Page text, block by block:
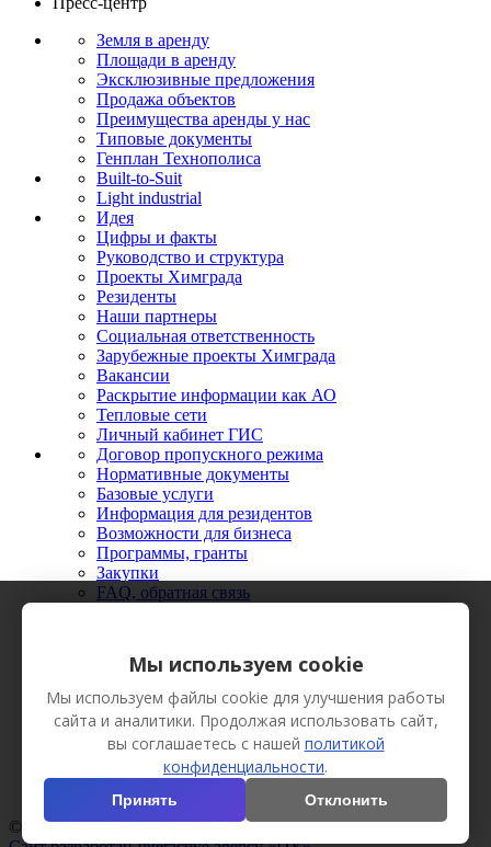
Земля в аренду
Площади в аренду
Эксклюзивные предложения
Продажа объектов
Преимущества аренды у нас
Типовые документы
Генплан Технополиса
Built-to-Suit
Light industrial
Идея
Цифры и факты
Руководство и структура
Проекты Химграда
Резиденты
Наши партнеры
Социальная ответственность
Зарубежные проекты Химграда
Вакансии
Раскрытие информации как АО
Тепловые сети
Личный кабинет ГИС
Договор пропускного режима
Нормативные документы
Базовые услуги
Информация для резидентов
Возможности для бизнеса
Программы, гранты
Закупки
FAQ, обратная связь
Видео
Вестник Химграда
Сотрудничество
Пресс-кит
© АО «Технополис «Химград», 2013 Все права защищены.
Мы используем cookie
Мы используем файлы cookie для улучшения работы
сайта и аналитики. Продолжая использовать сайт,
вы соглашаетесь с нашей политикой
конфиденциальности.
Принять Отклонить